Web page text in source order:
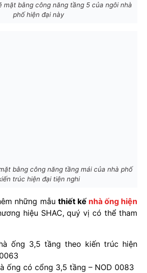
mặt bằng công năng tầng 5 của ngôi nhà
phố hiện đại này
bằng công năng tầng mái của nhà phố
trúc hiện đại tiện nghi
những mẫu thiết kế nhà ống hiện
hiệu SHAC, quý vị có thể tham
ống 3,5 tầng theo kiến trúc hiện
ống có cổng 3,5 tầng – NOD 0083